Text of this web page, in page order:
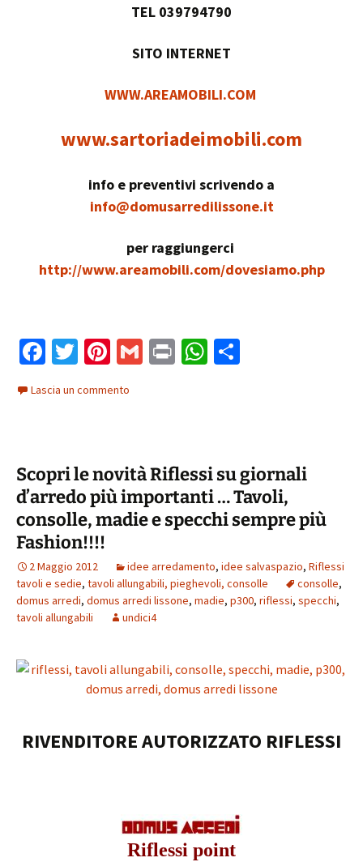
TEL 039794790
SITO INTERNET
WWW.AREAMOBILI.COM
www.sartoriadeimobili.com
info e preventivi scrivendo a
info@domusarredilissone.it
per raggiungerci
http://www.areamobili.com/dovesiamo.php
Fa
ce
b
k
T
tt
Pi
nt
er
G
Pr W
p di
Lascia un commento
Scopri le novità Riflessi su giornali
d’arredo più importanti … Tavoli,
consolle, madie e specchi sempre più
Fashion!!!!
2 Maggio 2012 idee arredamento, idee salvaspazio, Riflessi
tavoli e sedie, tavoli allungabili, pieghevoli, consolle consolle,
domus arredi, domus arredi lissone, madie, p300, riflessi, specchi,
tavoli allungabili
undici4
RIVENDITORE AUTORIZZATO RIFLESSI
Riflessi point